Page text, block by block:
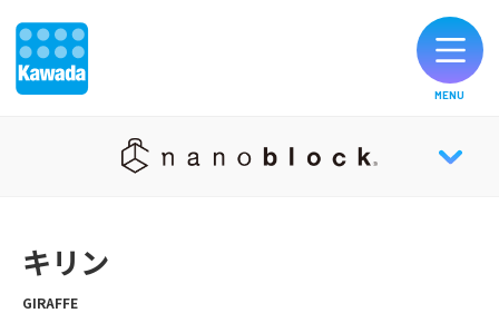
オリジナルブランド一覧
MENU
キリン
GIRAFFE